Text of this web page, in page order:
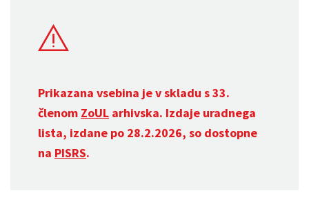
Prikazana vsebina je v skladu s 33.
členom ZoUL arhivska. Izdaje uradnega
lista, izdane po 28.2.2026, so dostopne
na PISRS.